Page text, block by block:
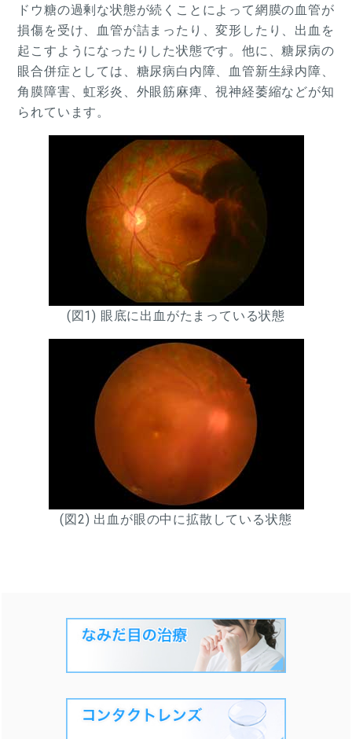
ドウ糖の過剰な状態が続くことによって網膜の血管が
損傷を受け、血管が詰まったり、変形したり、出血を
起こすようになったりした状態です。他に、糖尿病の
眼合併症としては、糖尿病白内障、血管新生緑内障、
角膜障害、虹彩炎、外眼筋麻痺、視神経萎縮などが知
られています。
(図1) 眼底に出血がたまっている状態
(図2) 出血が眼の中に拡散している状態